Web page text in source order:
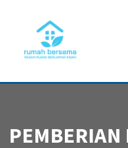
Beranda
Timeline
PEMBERIAN